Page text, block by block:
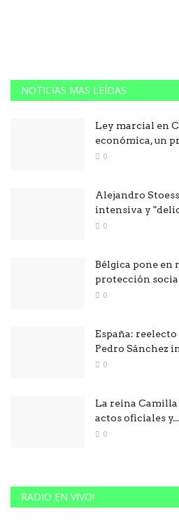
NOTICIAS MAS LEÍDAS
Ley marcial en
económica, un
0
Alejandro
intensiva y
0
Bélgica pone en
protección
0
España:
Pedro Sánchez
0
La reina
actos oficiales y...
0
RADIO EN VIVO!